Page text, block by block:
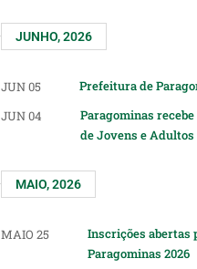
JUNHO, 2026
JUN 05
Prefeitura de
JUN 04
Paragominas
de Jovens e Adultos
MAIO, 2026
MAIO 25
Inscrições abertas
Paragominas 2026